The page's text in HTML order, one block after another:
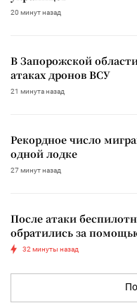
20 минут назад
В Запорожской
атаках дронов ВСУ
21 минута назад
Рекордное число
одной лодке
27 минут назад
После атаки
обратились за
32 минуты назад